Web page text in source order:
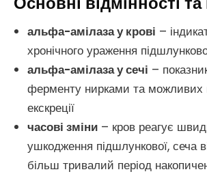
альфа-амілаза у крові –
хронічного ураження
альфа-амілаза у сечі –
ферменту нирками та можливих
екскреції
часові зміни – кров реагує
ушкодження підшлункової, сеча
більш тривалий період